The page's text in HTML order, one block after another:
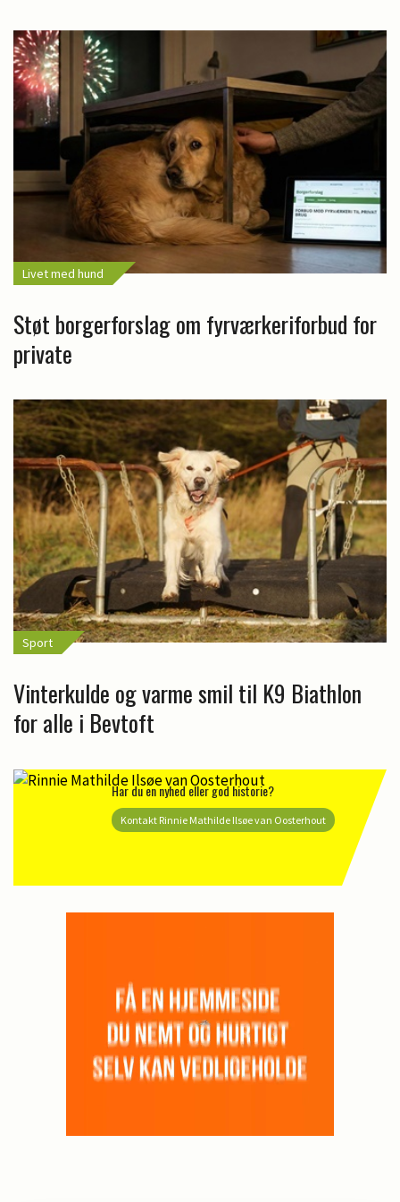
Livet med hund
Støt borgerforslag om fyrværkeriforbud for
private
Sport
Vinterkulde og varme smil til K9 Biathlon
for alle i Bevtoft
Har du en nyhed eller god historie?
Kontakt Rinnie Mathilde Ilsøe van Oosterhout